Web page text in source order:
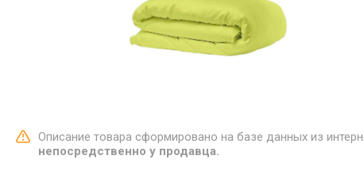
Описание товара сформировано на базе данных из
непосредственно у продавца.